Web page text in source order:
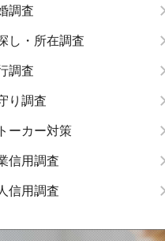
調査
し・所在調査
調査
り調査
ーカー対策
信用調査
信用調査